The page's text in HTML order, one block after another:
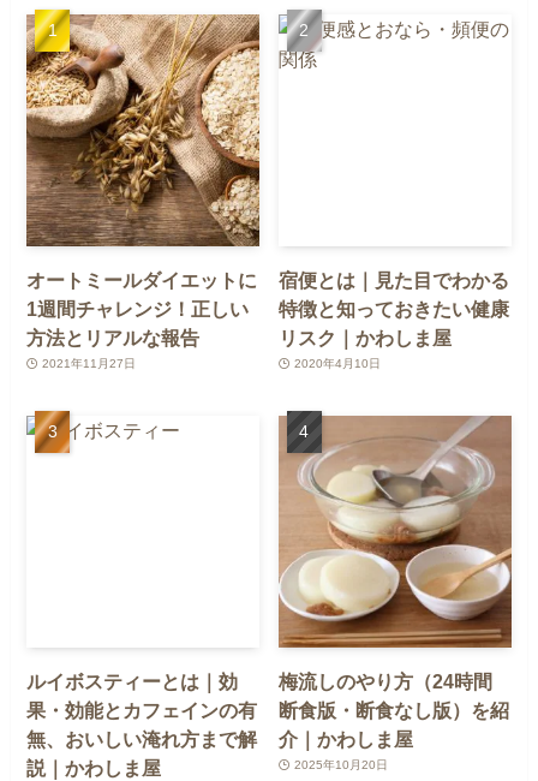
オートミールダイエットに
1週間チャレンジ！正しい
方法とリアルな報告
2021年11月27日
宿便とは｜見た目でわかる
特徴と知っておきたい健康
リスク｜かわしま屋
2020年4月10日
ルイボスティーとは｜効
果・効能とカフェインの有
無、おいしい淹れ方まで解
説｜かわしま屋
梅流しのやり方（24時間
断食版・断食なし版）を紹
介｜かわしま屋
2025年10月20日